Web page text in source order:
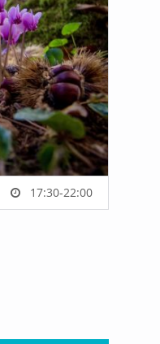
17:30-22:00